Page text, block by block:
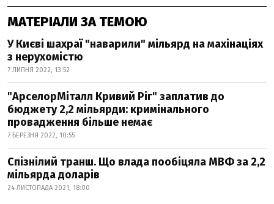
МАТЕРІАЛИ ЗА ТЕМОЮ
У Києві шахраї "наварили" мільярд на махінаціях
з нерухомістю
7 ЛИПНЯ 2022, 13:52
"АрселорМіталл Кривий Ріг" заплатив до
бюджету 2,2 мільярди: кримінального
провадження більше немає
7 БЕРЕЗНЯ 2022, 10:55
Спізнілий транш. Що влада пообіцяла МВФ за 2,2
мільярда доларів
24 ЛИСТОПАДА 2021, 18:00